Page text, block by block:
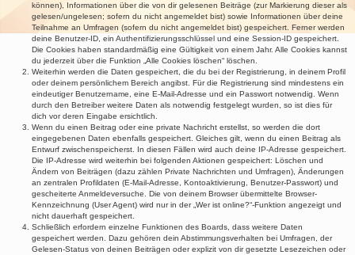
können), Informationen über die von dir gelesenen Beiträge (zur Markierung dieser als
gelesen/ungelesen; sofern du nicht angemeldet bist) sowie Informationen über deine
Teilnahme an Umfragen (sofern du nicht angemeldet bist) gespeichert. Ferner werden
deine Benutzer-ID, ein Authentifizierungsschlüssel und eine Session-ID gespeichert.
Die Cookies haben standardmäßig eine Gültigkeit von einem Jahr. Alle Cookies kannst
du jederzeit über die Funktion „Alle Cookies löschen“ löschen.
Weiterhin werden die Daten gespeichert, die du bei der Registrierung, in deinem Profil
oder deinem persönlichem Bereich angibst. Für die Registrierung sind mindestens ein
eindeutiger Benutzername, eine E-Mail-Adresse und ein Passwort notwendig. Wenn
durch den Betreiber weitere Daten als notwendig festgelegt wurden, so ist dies für
dich vor deren Eingabe ersichtlich.
Wenn du einen Beitrag oder eine private Nachricht erstellst, so werden die dort
eingegebenen Daten ebenfalls gespeichert. Gleiches gilt, wenn du einen Beitrag als
Entwurf zwischenspeicherst. In diesen Fällen wird auch deine IP-Adresse gespeichert.
Die IP-Adresse wird weiterhin bei folgenden Aktionen gespeichert: Löschen und
Ändern von Beiträgen (dazu zählen Private Nachrichten und Umfragen), Änderungen
an zentralen Profildaten (E-Mail-Adresse, Kontoaktivierung, Benutzer-Passwort) und
gescheiterte Anmeldeversuche. Die von deinem Browser übermittelte Browser-
Kennzeichnung (User Agent) wird nur in der „Wer ist online?“-Funktion angezeigt und
nicht dauerhaft gespeichert.
Schließlich erfordern einzelne Funktionen des Boards, dass weitere Daten
gespeichert werden. Dazu gehören dein Abstimmungsverhalten bei Umfragen, der
Gelesen-Status von deinen Beiträgen oder explizit von dir gesetzte Lesezeichen oder